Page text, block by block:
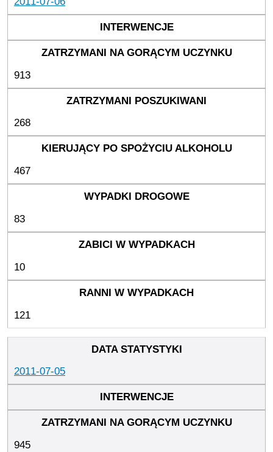
913
268
467
83
10
121
2011-07-05
945